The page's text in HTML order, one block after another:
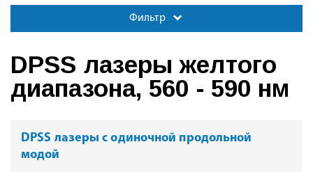
Фильтр
DPSS лазеры желтого
диапазона, 560 - 590 нм
DPSS лазеры с одиночной продольной
модой